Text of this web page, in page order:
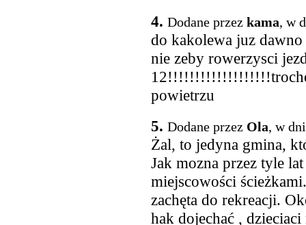
4. Dodane przez kama, w
do kakolewa juz
nie zeby rowerzysci
12!!!!!!!!!!!!!!!!!!!troche
powietrzu
5. Dodane przez Ola, w
Żal, to jedyna gmina,
Jak mozna przez tyle
miejscowości
zachęta do rekreacji.
hak dojechać ,